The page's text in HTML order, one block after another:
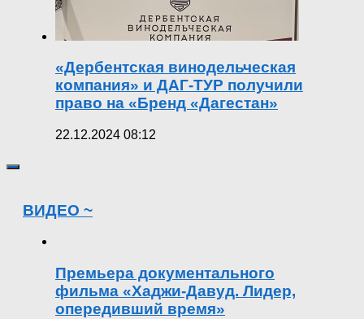
«Дербентская винодельческая
компания» и ДАГ-ТУР получили
право на «Бренд «Дагестан»
22.12.2024 08:12
ВИДЕО ~
Премьера документального
фильма «Хаджи-Давуд. Лидер,
опередивший время»